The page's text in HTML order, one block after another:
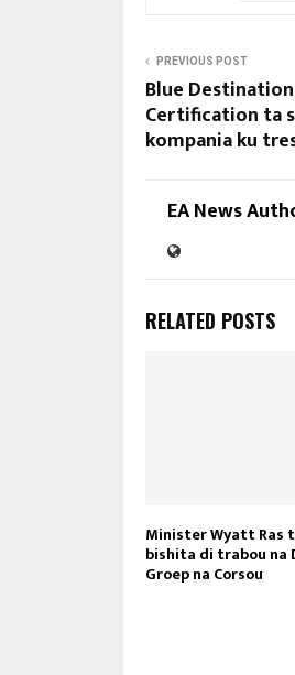
PREVIOUS POST
Blue
Certification ta
kompania ku
EA News
RELATED POSTS
Minister Wyatt Ras
bishita di trabou na
Groep na Corsou